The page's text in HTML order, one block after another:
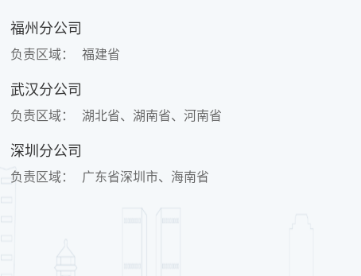
福州分公司
负责区域： 福建省
武汉分公司
负责区域： 湖北省、湖南省、河南省
深圳分公司
负责区域： 广东省深圳市、海南省